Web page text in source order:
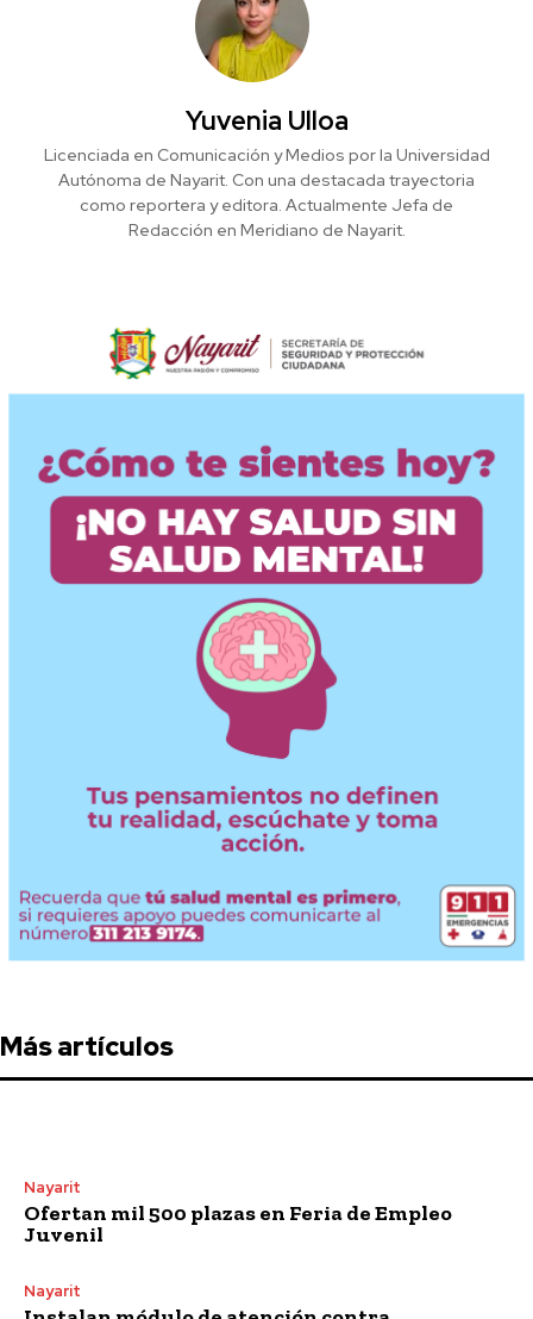
Yuvenia Ulloa
Licenciada en Comunicación y Medios por la Universidad
Autónoma de Nayarit. Con una destacada trayectoria
como reportera y editora. Actualmente Jefa de
Redacción en Meridiano de Nayarit.
Más artículos
Nayarit
Ofertan mil 500 plazas en Feria de Empleo
Juvenil
Nayarit